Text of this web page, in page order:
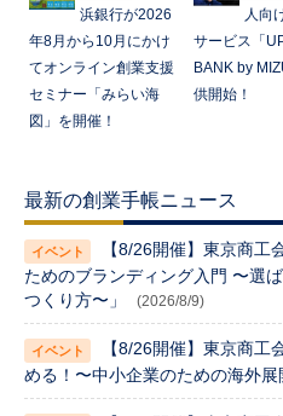
浜銀行が2026
年8月から10月にかけ
てオンライン創業支援
セミナー「みらい海
図」を開催！
人向
サービス「
BANK by
供開始！
最新の創業手帳ニュース
【8/26開催】東京商工
ためのブランディング入門 〜選
つくり方〜」
(2026/8/9)
【8/26開催】東京商工
める！〜中小企業のための海外展